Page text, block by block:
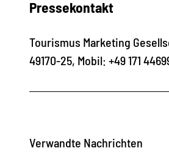
Pressekontakt
Tourismus Marketing
49170-25, Mobil: +49 171
Verwandte Nachrichten